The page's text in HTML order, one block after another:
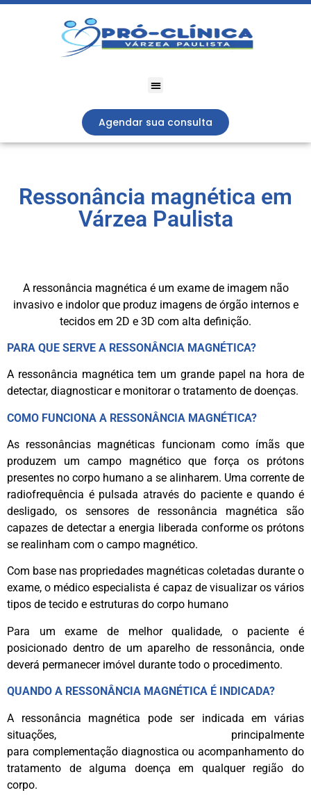
Agendar sua consulta
Ressonância magnética em
Várzea Paulista
A ressonância magnética é um exame de imagem não
invasivo e indolor que produz imagens de órgão internos e
tecidos em 2D e 3D com alta definição.
PARA QUE SERVE A RESSONÂNCIA MAGNÉTICA?
A ressonância magnética tem um grande papel na hora de
detectar, diagnosticar e monitorar o tratamento de doenças.
COMO FUNCIONA A RESSONÂNCIA MAGNÉTICA?
As ressonâncias magnéticas funcionam como ímãs que
produzem um campo magnético que força os prótons
presentes no corpo humano a se alinharem. Uma corrente de
radiofrequência é pulsada através do paciente e quando é
desligado, os sensores de ressonância magnética são
capazes de detectar a energia liberada conforme os prótons
se realinham com o campo magnético.
Com base nas propriedades magnéticas coletadas durante o
exame, o médico especialista é capaz de visualizar os vários
tipos de tecido e estruturas do corpo humano
Para um exame de melhor qualidade, o paciente é
posicionado dentro de um aparelho de ressonância, onde
deverá permanecer imóvel durante todo o procedimento.
QUANDO A RESSONÂNCIA MAGNÉTICA É INDICADA?
A ressonância magnética pode ser indicada em várias
situações, principalmente
para complementação diagnostica ou acompanhamento do
tratamento de alguma doença em qualquer região do
corpo.